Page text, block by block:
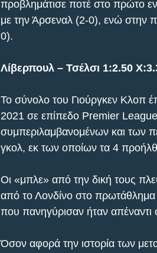
προβλημάτισε ποτέ στο πρώτο
με την Άρσεναλ (2-0), ενώ στην
0).
Λίβερπουλ – Τσέλσι 1:2.50
Το σύνολο του Γιούργκεν Κλοπ
2021 σε επίπεδο Premier
συμπεριλαμβανομένων και των
γκολ, εκ των οποίων τα 4
Οι «μπλε» από την δική τους
από το Λονδίνο στο πρωτάθλημα
που πανηγύρισαν ήταν απέναντι
Όσον αφορά την ιστορία των